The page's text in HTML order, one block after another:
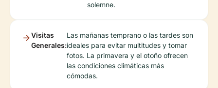
solemne.
Visitas
Generales:
Las mañanas temprano o las tardes son
ideales para evitar multitudes y tomar
fotos. La primavera y el otoño ofrecen
las condiciones climáticas más
cómodas.